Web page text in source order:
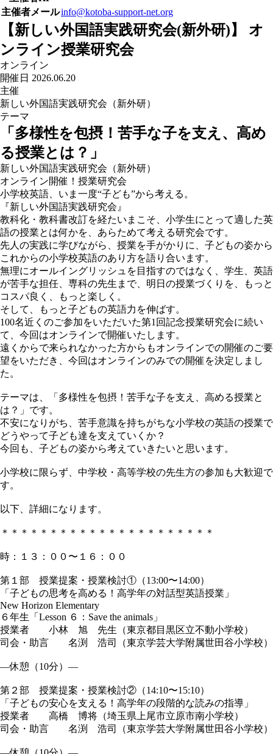
主催者メールinfo@kotoba-support-net.org
【新しい外国語実践研究会(新外研)】 オ
ンライン授業研究会
オンライン
開催日 2026.06.20
主催
新しい外国語実践研究会（新外研）
テーマ
「多様性を包摂！苦手な子を支え、高め
る授業とは？」
新しい外国語実践研究会（新外研）
オンライン開催！授業研究会
小学校英語、いま一度“子ども”から考える。
『新しい外国語実践研究会』
教科化・教科書改訂を経たいまこそ、小学生にとって適した英
語の授業とは何かを、あらためて考える研究会です。
先人の実践に学びながら、授業を手がかりに、子どもの姿から
これからの小学校英語のあり方を語り合います。
無理にオールイングリッシュを目指すのではなく、学生、英語
が苦手な担任、専科の先生まで、明日の授業づくりを、もっと
コスパ良く、もっと楽しく。
そして、もっと子どもの英語力を伸ばす。
100名近くのご参加をいただいた第1回記念授業研究会に続い
て、今回はオンラインで開催いたします。
遠くからで来られなかった方からもオンラインでの開催のご要
望をいただき、今回はオンラインのみでの開催を決定しまし
た。
テーマは、「多様性を包摂！苦手な子を支え、高める授業と
は？」です。
不安になりがち、苦手意識を持ちがちな小学校の英語の授業で
どうやって子ども達を支えていくか？
今回も、子どもの姿から考えていきたいと思います。
小学校に限らず、中学校・高等学校の先生方の参加も大歓迎で
す。
以下、詳細になります。
＊＊＊＊＊＊＊＊＊＊＊＊＊＊＊＊＊＊＊＊＊＊
時：１３：００〜１６：００
第１部 授業提案・授業検討①（13:00〜14:00）
「子どもの思考を高める！高学年の対話型英語授業」
New Horizon Elementary
６年生「Lesson ６：Save the animals」
授業者 小林 旭 先生（東京都目黒区立不動小学校）
司会・助言 名渕 浩司（東京学芸大学附属世田谷小学校）
―休憩（10分）―
第２部 授業提案・授業検討②（14:10〜15:10）
「子どもの安心を支える！高学年の段階的な読みの指導」
授業者 高橋 博将（埼玉県上尾市立原市南小学校）
司会・助言 名渕 浩司（東京学芸大学附属世田谷小学校）